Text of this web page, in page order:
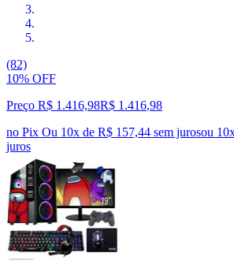
(82)
10% OFF
Preço R$ 1.416,98R$ 1.416,98
no Pix Ou 10x de R$ 157,44 sem jurosou 10
juros